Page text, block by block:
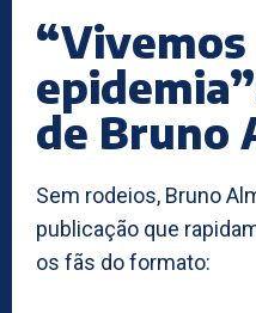
de Bruno
Sem rodeios, Bruno
publicação que
os fãs do formato: